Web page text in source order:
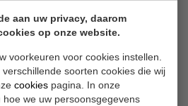
aan uw privacy, daarom
op onze website.
voorkeuren voor cookies instellen.
soorten cookies die wij
cookies pagina. In onze
hoe we uw persoonsgegevens